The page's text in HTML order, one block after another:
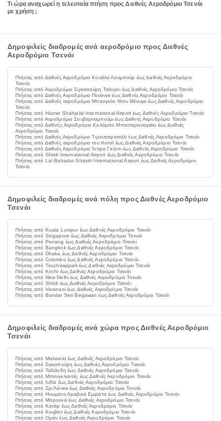
Τι ώρα αναχωρεί η τελευταία πτήση προς Διεθνές Αεροδρόμιο Τσενάι
με χρήση ;
Δημοφιλείς διαδρομές ανά αεροδρόμιο προς Διεθνές
Αεροδρόμιο Τσενάι
Πτήσεις από Διεθνές Αεροδρόμιο Κουάλα Λουμπούρ έως Διεθνές Αεροδρόμιο
Τσενάι
Πτήσεις από Αεροδρόμιο Σιγκαπούρη Τσάνγκι έως Διεθνές Αεροδρόμιο Τσενάι
Πτήσεις από Διεθνές Αεροδρόμιο Πενάνγκ έως Διεθνές Αεροδρόμιο Τσενάι
Πτήσεις από Διεθνές αεροδρόμιο Μπανγκόκ Ντον Μέουγκ έως Διεθνές Αεροδρόμιο
Τσενάι
Πτήσεις από Hazrat Shahjalal International Airport έως Διεθνές Αεροδρόμιο Τσενάι
Πτήσεις από Αεροδρόμιο Σουβαρναμπούμι έως Διεθνές Αεροδρόμιο Τσενάι
Πτήσεις από Διεθνής Αεροδρόμιο Κολόμπο Μπανταραναγιάκι έως Διεθνές
Αεροδρόμιο Τσενάι
Πτήσεις από Διεθνές Αεροδρόμιο Τιρουτσιραπάλι έως Διεθνές Αεροδρόμιο Τσενάι
Πτήσεις από Διεθνές αεροδρόμιο του Κοτσί έως Διεθνές Αεροδρόμιο Τσενάι
Πτήσεις από Διεθνές Αεροδρόμιο Ίντιρα Γκάντι έως Διεθνές Αεροδρόμιο Τσενάι
Πτήσεις από Shirdi International Airport έως Διεθνές Αεροδρόμιο Τσενάι
Πτήσεις από Lal Bahadur Shastri International Airport έως Διεθνές Αεροδρόμιο
Τσενάι
Δημοφιλείς διαδρομές ανά πόλη προς Διεθνές Αεροδρόμιο
Τσενάι
Πτήσεις από Kuala Lumpur έως Διεθνές Αεροδρόμιο Τσενάι
Πτήσεις από Singapore έως Διεθνές Αεροδρόμιο Τσενάι
Πτήσεις από Penang έως Διεθνές Αεροδρόμιο Τσενάι
Πτήσεις από Bangkok έως Διεθνές Αεροδρόμιο Τσενάι
Πτήσεις από Dhaka έως Διεθνές Αεροδρόμιο Τσενάι
Πτήσεις από Colombo έως Διεθνές Αεροδρόμιο Τσενάι
Πτήσεις από Tiruchirappalli έως Διεθνές Αεροδρόμιο Τσενάι
Πτήσεις από Kochi έως Διεθνές Αεροδρόμιο Τσενάι
Πτήσεις από New Delhi έως Διεθνές Αεροδρόμιο Τσενάι
Πτήσεις από Shirdi έως Διεθνές Αεροδρόμιο Τσενάι
Πτήσεις από Varanasi έως Διεθνές Αεροδρόμιο Τσενάι
Πτήσεις από Bandar Seri Begawan έως Διεθνές Αεροδρόμιο Τσενάι
Δημοφιλείς διαδρομές ανά χώρα προς Διεθνές Αεροδρόμιο
Τσενάι
Πτήσεις από Μαλαισία έως Διεθνές Αεροδρόμιο Τσενάι
Πτήσεις από Σιγκαπούρη έως Διεθνές Αεροδρόμιο Τσενάι
Πτήσεις από Ταϊλάνδη έως Διεθνές Αεροδρόμιο Τσενάι
Πτήσεις από Μπανγκλαντές έως Διεθνές Αεροδρόμιο Τσενάι
Πτήσεις από Ινδία έως Διεθνές Αεροδρόμιο Τσενάι
Πτήσεις από Σρι Λάνκα έως Διεθνές Αεροδρόμιο Τσενάι
Πτήσεις από Ηνωμένα Αραβικά Εμιράτα έως Διεθνές Αεροδρόμιο Τσενάι
Πτήσεις από Μπρουνέι έως Διεθνές Αεροδρόμιο Τσενάι
Πτήσεις από Κατάρ έως Διεθνές Αεροδρόμιο Τσενάι
Πτήσεις από Κουβέιτ έως Διεθνές Αεροδρόμιο Τσενάι
Πτήσεις από Ομάν έως Διεθνές Αεροδρόμιο Τσενάι